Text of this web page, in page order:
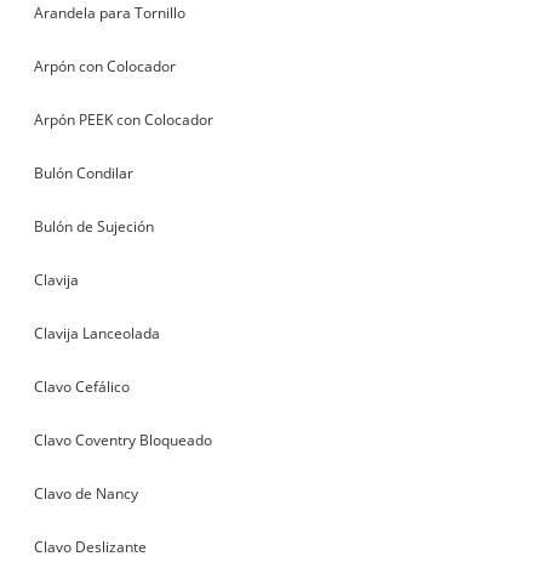
Arandela para Tornillo
Arpón con Colocador
Arpón PEEK con Colocador
Bulón Condilar
Bulón de Sujeción
Clavija
Clavija Lanceolada
Clavo Cefálico
Clavo Coventry Bloqueado
Clavo de Nancy
Clavo Deslizante